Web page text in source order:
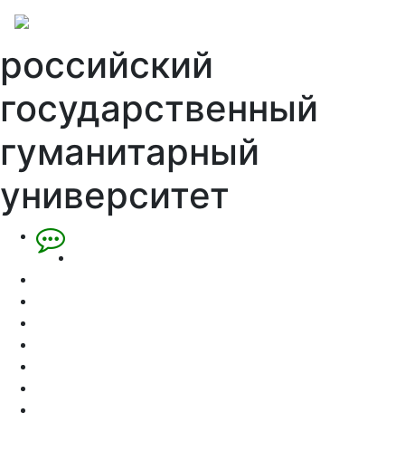
российский
государственный
гуманитарный
университет